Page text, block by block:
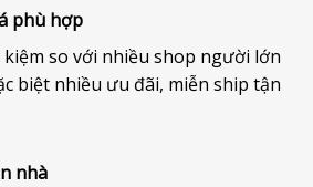
phù hợp
kiệm so với nhiều shop người lớn
biệt nhiều ưu đãi, miễn ship tận
nhà